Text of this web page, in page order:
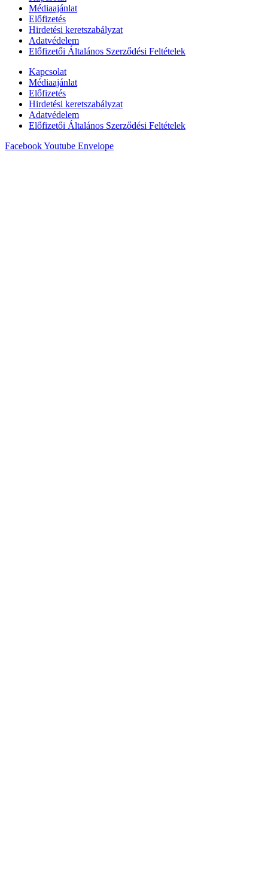
Médiaajánlat
Előfizetés
Hirdetési keretszabályzat
Adatvédelem
Előfizetői Általános Szerződési Feltételek
Kapcsolat
Médiaajánlat
Előfizetés
Hirdetési keretszabályzat
Adatvédelem
Előfizetői Általános Szerződési Feltételek
FacebookYoutube Envelope